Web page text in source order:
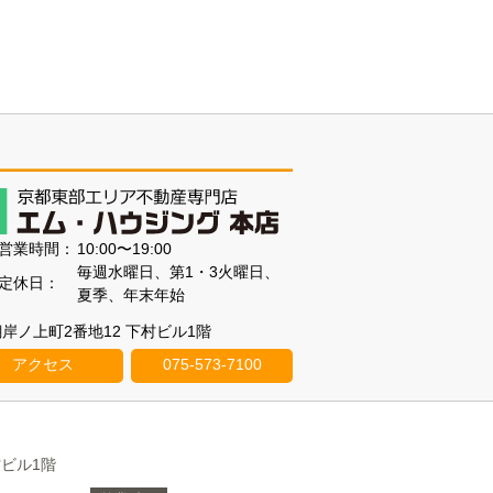
業時間： 10:00〜19:00
定休日：
毎週水曜日、第1・3火曜日、
夏季、年末年始
ノ上町2番地12 下村ビル1階
アクセス 075-573-7100
ル1階